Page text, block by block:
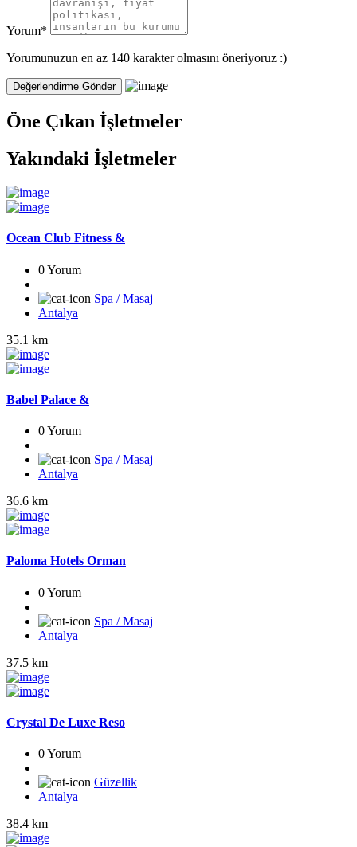
Yorum*
Yorumunuzun en az 140 karakter olmasını öneriyoruz :)
Öne Çıkan İşletmeler
Yakındaki İşletmeler
Ocean Club Fitness &
0 Yorum
Spa / Masaj
Antalya
35.1 km
Babel Palace &
0 Yorum
Spa / Masaj
Antalya
36.6 km
Paloma Hotels Orman
0 Yorum
Spa / Masaj
Antalya
37.5 km
Crystal De Luxe Reso
0 Yorum
Güzellik
Antalya
38.4 km